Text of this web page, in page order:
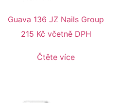
Guava 136 JZ Nails Group
215 Kč včetně DPH
Čtěte více